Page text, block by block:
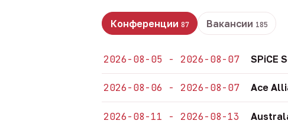
Конференции 87 Вакансии 185
2026-08-05 - 2026-08-07 SPiCE
2026-08-06 - 2026-08-07 Ace
2026-08-11 - 2026-08-13